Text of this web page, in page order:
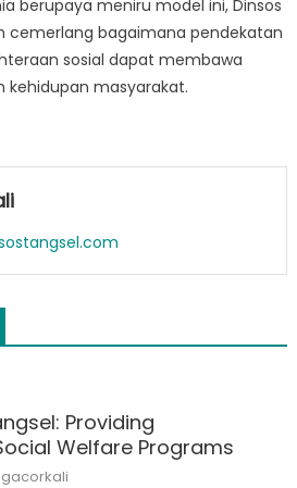
berupaya meniru model ini, Dinsos
cemerlang bagaimana pendekatan
sosial dapat membawa
masyarakat.
Providing
Welfare Programs
Author
gacorkali